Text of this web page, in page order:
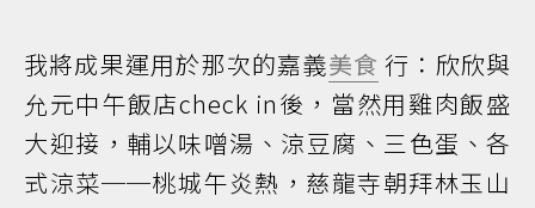
我將成果運用於那次的嘉義美食 行：欣欣與
允元中午飯店check in後，當然用雞肉飯盛
大迎接，輔以味噌湯、涼豆腐、三色蛋、各
式涼菜──桃城午炎熱，慈龍寺朝拜林玉山